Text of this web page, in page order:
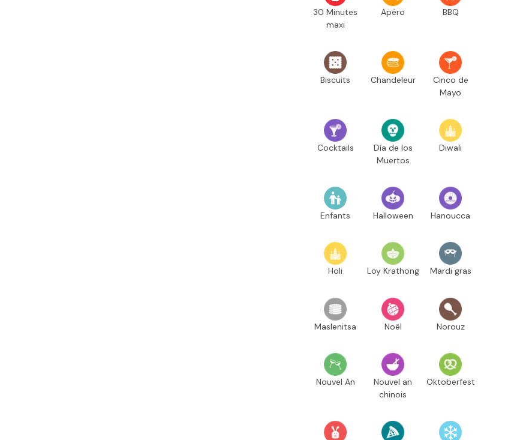
30 Minutes
maxi
Apéro BBQ
Biscuits Chandeleur
Cinco de
Mayo
Cocktails
Día de los
Muertos
Diwali
Enfants Halloween Hanoucca
Holi Loy Krathong Mardi gras
Maslenitsa Noël Norouz
Nouvel An
Nouvel an
chinois
Oktoberfest